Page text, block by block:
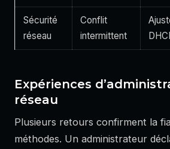
Sécurité
réseau
Conflit
intermittent
Expériences
réseau
Plusieurs retours confirment la
méthodes. Un administrateur